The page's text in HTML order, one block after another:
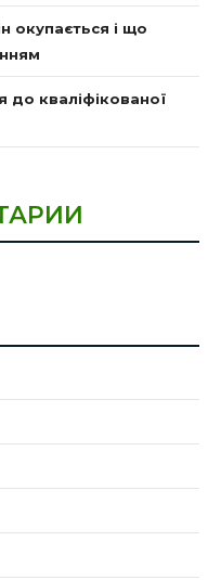
окупається і що
до кваліфікованої